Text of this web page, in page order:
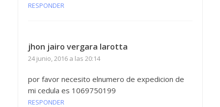
RESPONDER
jhon jairo vergara larotta
24 junio, 2016 a las 20:14
por favor necesito elnumero de expedicion de
mi cedula es 1069750199
RESPONDER